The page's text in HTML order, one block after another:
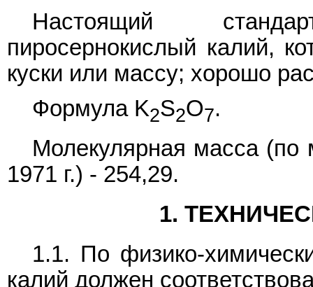
Настоящий
пиросернокислый калий,
куски или массу; хорошо
Формула K2S2O7.
Молекулярная масса
1971 г.) - 254,29.
1.
1.1. По физико-
калий должен